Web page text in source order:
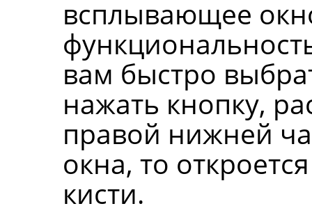
всплывающее
вам быстро
нажать кнопку,
правой нижней
окна, то
кисти.